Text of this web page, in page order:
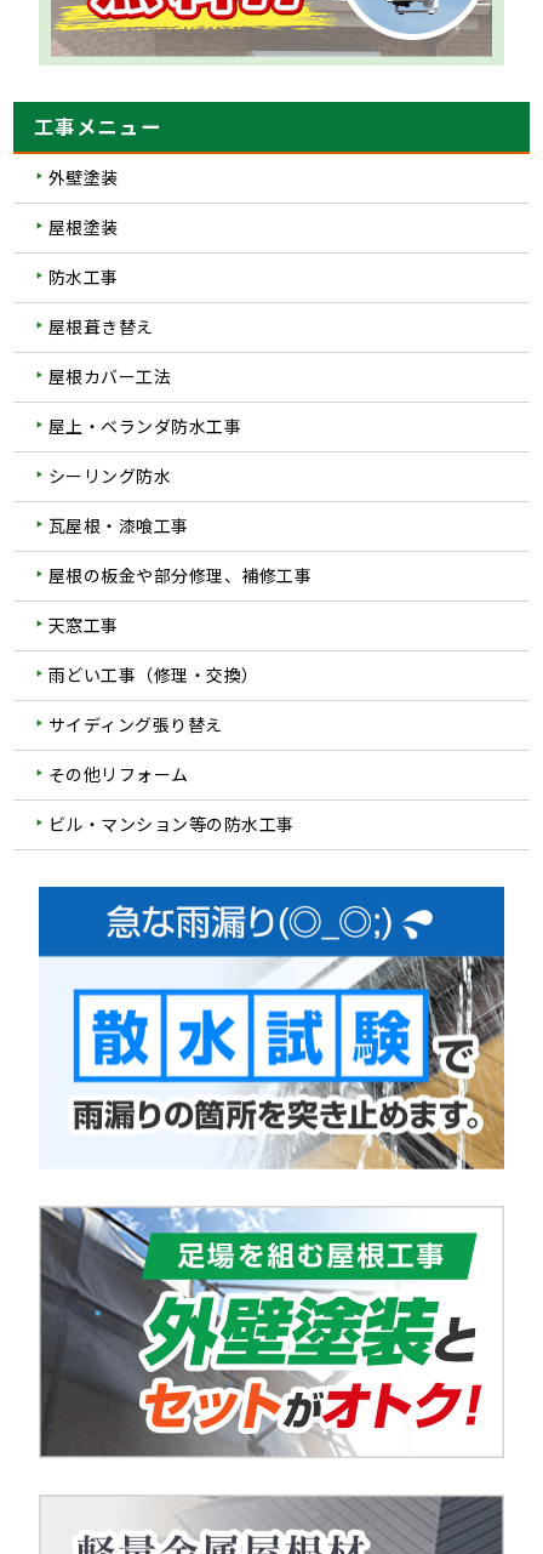
工事メニュー
外壁塗装
屋根塗装
防水工事
屋根葺き替え
屋根カバー工法
屋上・ベランダ防水工事
シーリング防水
瓦屋根・漆喰工事
屋根の板金や部分修理、補修工事
天窓工事
雨どい工事（修理・交換）
サイディング張り替え
その他リフォーム
ビル・マンション等の防水工事